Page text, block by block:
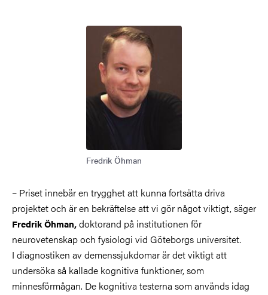
Bild
Fredrik Öhman
– Priset innebär en trygghet att kunna fortsätta driva
projektet och är en bekräftelse att vi gör något viktigt, säger
Fredrik Öhman,doktorand på institutionen för
neurovetenskap och fysiologi vid Göteborgs universitet.
I diagnostiken av demenssjukdomar är det viktigt att
undersöka så kallade kognitiva funktioner, som
minnesförmågan. De kognitiva testerna som används idag